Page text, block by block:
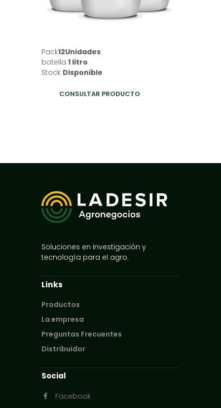
Pack12Unidades
botella 1 litro
Stock Disponible
CONSULTAR PRODUCTO
Soluciones en investigación y
tecnología para el agro.
Links
Productos
La empresa
Preguntas Frecuentes
Distribuidor
Social
Facebook